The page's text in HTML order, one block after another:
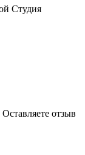
Студия
Оставляете отзыв